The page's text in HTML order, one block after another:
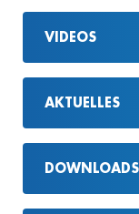
VIDEOS
AKTUELLES
DOWNLOADS